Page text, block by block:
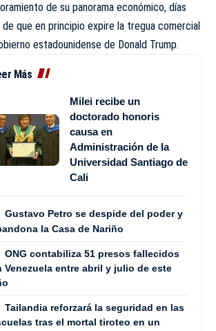
de su panorama económico, días
que en principio expire la tregua comercial
estadounidense de Donald Trump.
Más
Milei recibe un
doctorado honoris
causa en
Administración de la
Universidad Santiago de
Cali
Gustavo Petro se despide del poder y
la Casa de Nariño
ONG contabiliza 51 presos fallecidos
Venezuela entre abril y julio de este
Tailandia reforzará la seguridad en las
tras el mortal tiroteo en un